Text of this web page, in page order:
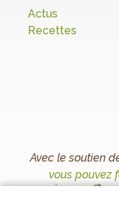
Actus
Recettes
Avec le soutien
vous pouvez